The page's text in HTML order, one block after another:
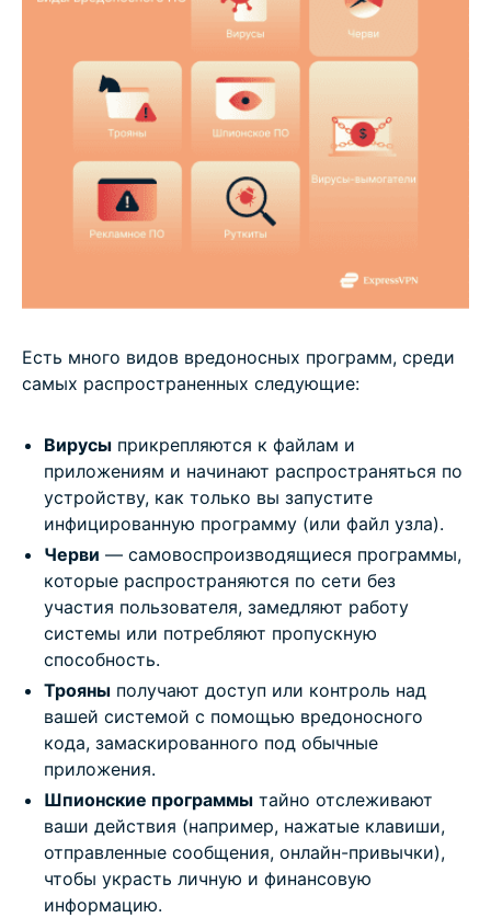
Есть много видов вредоносных программ, среди
самых распространенных следующие:
Вирусы прикрепляются к файлам и
приложениям и начинают распространяться по
устройству, как только вы запустите
инфицированную программу (или файл узла).
Черви — самовоспроизводящиеся программы,
которые распространяются по сети без
участия пользователя, замедляют работу
системы или потребляют пропускную
способность.
Трояны получают доступ или контроль над
вашей системой с помощью вредоносного
кода, замаскированного под обычные
приложения.
Шпионские программы тайно отслеживают
ваши действия (например, нажатые клавиши,
отправленные сообщения, онлайн-привычки),
чтобы украсть личную и финансовую
информацию.